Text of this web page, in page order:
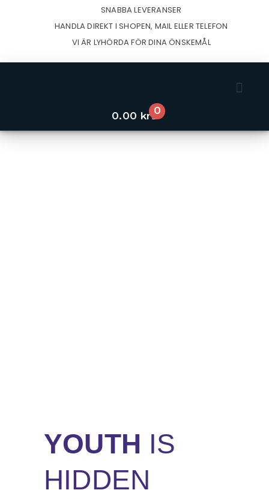
SNABBA LEVERANSER
HANDLA DIREKT I SHOPEN, MAIL ELLER TELEFON
VI ÄR LYHÖRDA FÖR DINA ÖNSKEMÅL
0.00 kr 0
Varukorg
YOUTH IS
HIDDEN